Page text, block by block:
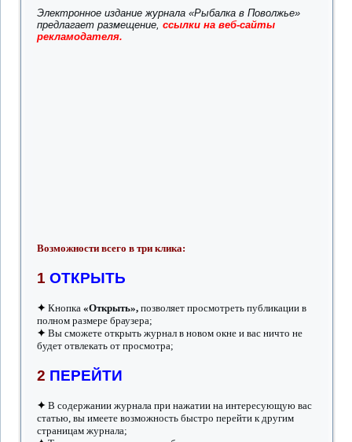
Электронное издание журнала «Рыбалка в Поволжье»
предлагает размещение,ссылки на веб-сайты
рекламодателя.
Возможности всего в три клика:
1 ОТКРЫТЬ
✦ Кнопка«Открыть», позволяет просмотреть публикации в
полном размере браузера;
✦ Вы сможете открыть журнал в новом окне и вас ничто не
будет отвлекать от просмотра;
2 ПЕРЕЙТИ
✦ В содержании журнала при нажатии на интересующую вас
статью, вы имеете возможность быстро перейти к другим
страницам журнала;